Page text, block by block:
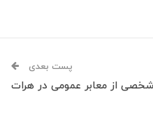
پست بعدی
از معابر عمومی در هرات